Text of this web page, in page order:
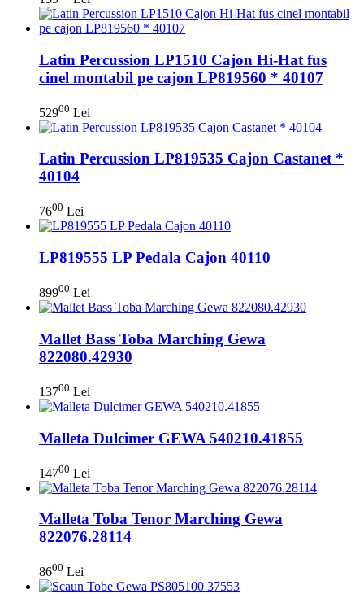
Latin Percussion LP1510 Cajon Hi-Hat fus
cinel montabil pe cajon LP819560 * 40107
52900 Lei
Latin Percussion LP819535 Cajon Castanet *
40104
7600 Lei
LP819555 LP Pedala Cajon 40110
89900 Lei
Mallet Bass Toba Marching Gewa
822080.42930
13700 Lei
Malleta Dulcimer GEWA 540210.41855
14700 Lei
Malleta Toba Tenor Marching Gewa
822076.28114
8600 Lei